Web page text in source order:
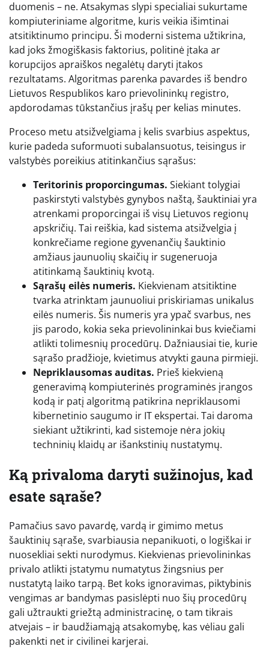
duomenis – ne. Atsakymas slypi specialiai sukurtame
kompiuteriniame algoritme, kuris veikia išimtinai
atsitiktinumo principu. Ši moderni sistema užtikrina,
kad joks žmogiškasis faktorius, politinė įtaka ar
korupcijos apraiškos negalėtų daryti įtakos
rezultatams. Algoritmas parenka pavardes iš bendro
Lietuvos Respublikos karo prievolininkų registro,
apdorodamas tūkstančius įrašų per kelias minutes.
Proceso metu atsižvelgiama į kelis svarbius aspektus,
kurie padeda suformuoti subalansuotus, teisingus ir
valstybės poreikius atitinkančius sąrašus:
Teritorinis proporcingumas. Siekiant tolygiai
paskirstyti valstybės gynybos naštą, šauktiniai yra
atrenkami proporcingai iš visų Lietuvos regionų
apskričių. Tai reiškia, kad sistema atsižvelgia į
konkrečiame regione gyvenančių šauktinio
amžiaus jaunuolių skaičių ir sugeneruoja
atitinkamą šauktinių kvotą.
Sąrašų eilės numeris. Kiekvienam atsitiktine
tvarka atrinktam jaunuoliui priskiriamas unikalus
eilės numeris. Šis numeris yra ypač svarbus, nes
jis parodo, kokia seka prievolininkai bus kviečiami
atlikti tolimesnių procedūrų. Dažniausiai tie, kurie
sąrašo pradžioje, kvietimus atvykti gauna pirmieji.
Nepriklausomas auditas. Prieš kiekvieną
generavimą kompiuterinės programinės įrangos
kodą ir patį algoritmą patikrina nepriklausomi
kibernetinio saugumo ir IT ekspertai. Tai daroma
siekiant užtikrinti, kad sistemoje nėra jokių
techninių klaidų ar išankstinių nustatymų.
Ką privaloma daryti sužinojus, kad
esate sąraše?
Pamačius savo pavardę, vardą ir gimimo metus
šauktinių sąraše, svarbiausia nepanikuoti, o logiškai ir
nuosekliai sekti nurodymus. Kiekvienas prievolininkas
privalo atlikti įstatymu numatytus žingsnius per
nustatytą laiko tarpą. Bet koks ignoravimas, piktybinis
vengimas ar bandymas pasislėpti nuo šių procedūrų
gali užtraukti griežtą administracinę, o tam tikrais
atvejais – ir baudžiamąją atsakomybę, kas vėliau gali
pakenkti net ir civilinei karjerai.